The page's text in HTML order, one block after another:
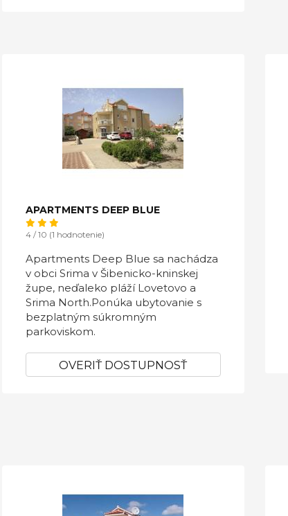
APARTMENTS DEEP BLUE
4 / 10 (1 hodnotenie)
Apartments Deep Blue sa nachádza
v obci Srima v Šibenicko-kninskej
župe, neďaleko pláží Lovetovo a
Srima North.Ponúka ubytovanie s
bezplatným súkromným
parkoviskom.
OVERIŤ DOSTUPNOSŤ